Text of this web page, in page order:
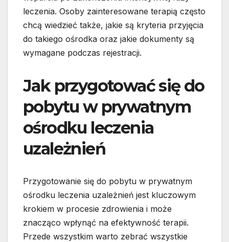
leczenia. Osoby zainteresowane terapią często
chcą wiedzieć także, jakie są kryteria przyjęcia
do takiego ośrodka oraz jakie dokumenty są
wymagane podczas rejestracji.
Jak przygotować się do
pobytu w prywatnym
ośrodku leczenia
uzależnień
Przygotowanie się do pobytu w prywatnym
ośrodku leczenia uzależnień jest kluczowym
krokiem w procesie zdrowienia i może
znacząco wpłynąć na efektywność terapii.
Przede wszystkim warto zebrać wszystkie